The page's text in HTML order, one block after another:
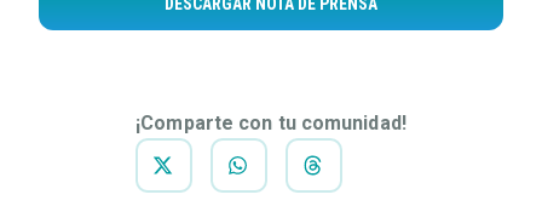
DESCARGAR NOTA DE PRENSA
¡Comparte con tu comunidad!